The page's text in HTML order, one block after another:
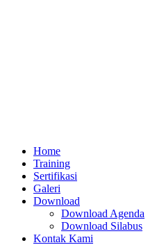
Home
Training
Sertifikasi
Galeri
Download
Download Agenda
Download Silabus
Kontak Kami